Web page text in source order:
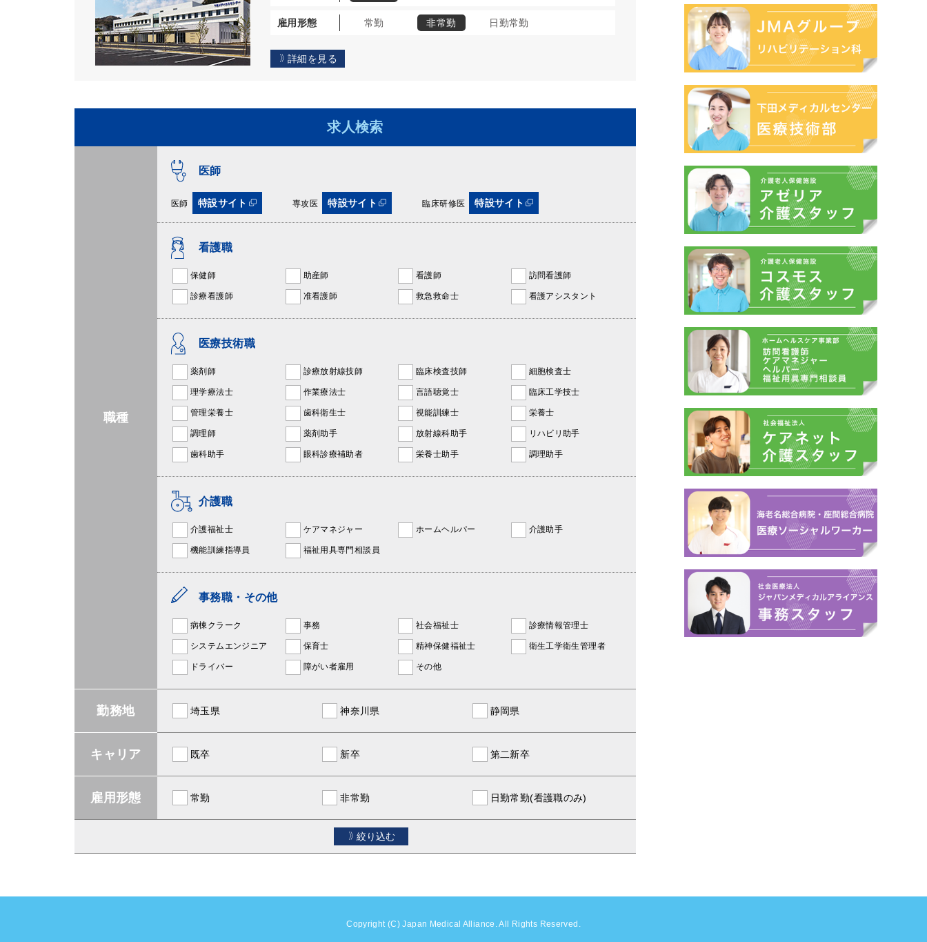
雇用形態 常勤 非常勤 日勤常勤
詳細を見る
求人検索
職種
医師
医師 特設サイト 専攻医 特設サイト 臨床研修医 特設サイト
看護職
保健師 助産師 看護師 訪問看護師
診療看護師 准看護師 救急救命士 看護アシスタント
医療技術職
薬剤師 診療放射線技師 臨床検査技師 細胞検査士
理学療法士 作業療法士 言語聴覚士 臨床工学技士
管理栄養士 歯科衛生士 視能訓練士 栄養士
調理師 薬剤助手 放射線科助手 リハビリ助手
歯科助手 眼科診療補助者 栄養士助手 調理助手
介護職
介護福祉士 ケアマネジャー ホームヘルパー 介護助手
機能訓練指導員 福祉用具専門相談員
事務職・その他
病棟クラーク 事務 社会福祉士 診療情報管理士
システムエンジニア 保育士 精神保健福祉士 衛生工学衛生管理者
ドライバー 障がい者雇用 その他
勤務地 埼玉県 神奈川県 静岡県
キャリア 既卒 新卒 第二新卒
雇用形態 常勤 非常勤 日勤常勤(看護職のみ)
絞り込む
Copyright (C) Japan Medical Alliance. All Rights Reserved.